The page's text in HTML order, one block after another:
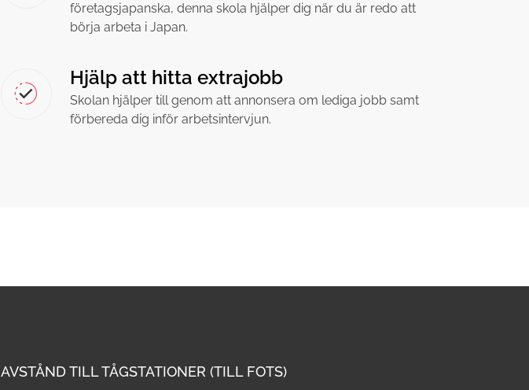
företagsjapanska, denna skola hjälper dig när du är redo att
börja arbeta i Japan.
Hjälp att hitta extrajobb
Skolan hjälper till genom att annonsera om lediga jobb samt
förbereda dig inför arbetsintervjun.
AVSTÅND TILL TÅGSTATIONER (TILL FOTS)